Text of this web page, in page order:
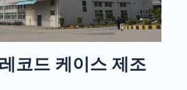
코드 케이스 제조